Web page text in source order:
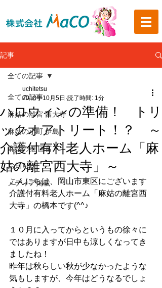
記事
全ての記事
麻姑の離宮 西大寺
麻姑の小町 伊島
麻姑の雅 国富
お知らせ
メディア掲載
全ての記事
ハロウィンの準備！ トリ
ックオアトリート！？ ～
介護付有料老人ホーム「麻
姑の離宮西大寺」～
uchitetsu
2018年10月5日 読了時間: 1分
こんにちは、岡山市東区にございます
介護付有料老人ホーム「麻姑の離宮西
大寺」の橋本です(^^♪
１０月に入ってからというもの徐々に
ではありますが日中も涼しくなってき
ましたね！
昨年は秋らしい秋が少なかったような
気もしますが、今年はどうなるでしょ